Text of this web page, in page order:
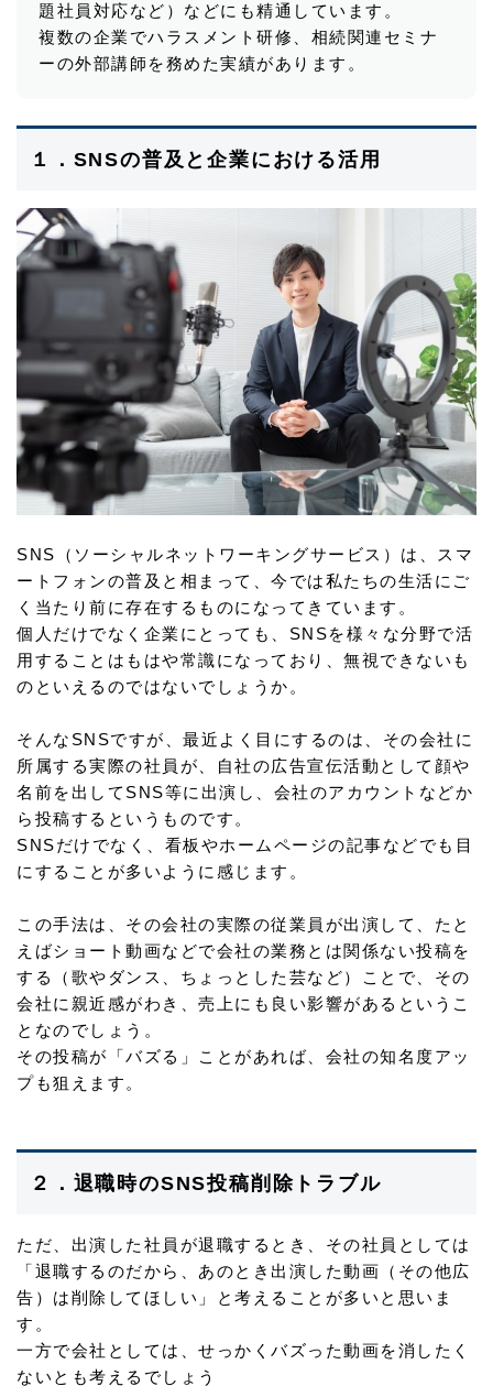
題社員対応など）などにも精通しています。
複数の企業でハラスメント研修、相続関連セミナ
ーの外部講師を務めた実績があります。
１．SNSの普及と企業における活用
SNS（ソーシャルネットワーキングサービス）は、スマ
ートフォンの普及と相まって、今では私たちの生活にご
く当たり前に存在するものになってきています。
個人だけでなく企業にとっても、SNSを様々な分野で活
用することはもはや常識になっており、無視できないも
のといえるのではないでしょうか。
そんなSNSですが、最近よく目にするのは、その会社に
所属する実際の社員が、自社の広告宣伝活動として顔や
名前を出してSNS等に出演し、会社のアカウントなどか
ら投稿するというものです。
SNSだけでなく、看板やホームページの記事などでも目
にすることが多いように感じます。
この手法は、その会社の実際の従業員が出演して、たと
えばショート動画などで会社の業務とは関係ない投稿を
する（歌やダンス、ちょっとした芸など）ことで、その
会社に親近感がわき、売上にも良い影響があるというこ
となのでしょう。
その投稿が「バズる」ことがあれば、会社の知名度アッ
プも狙えます。
２．退職時のSNS投稿削除トラブル
ただ、出演した社員が退職するとき、その社員としては
「退職するのだから、あのとき出演した動画（その他広
告）は削除してほしい」と考えることが多いと思いま
す。
一方で会社としては、せっかくバズった動画を消したく
ないとも考えるでしょう